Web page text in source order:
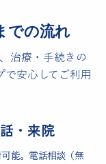
での流れ
治療・手続きの
で安心してご利用
・来院
能。電話相談（無